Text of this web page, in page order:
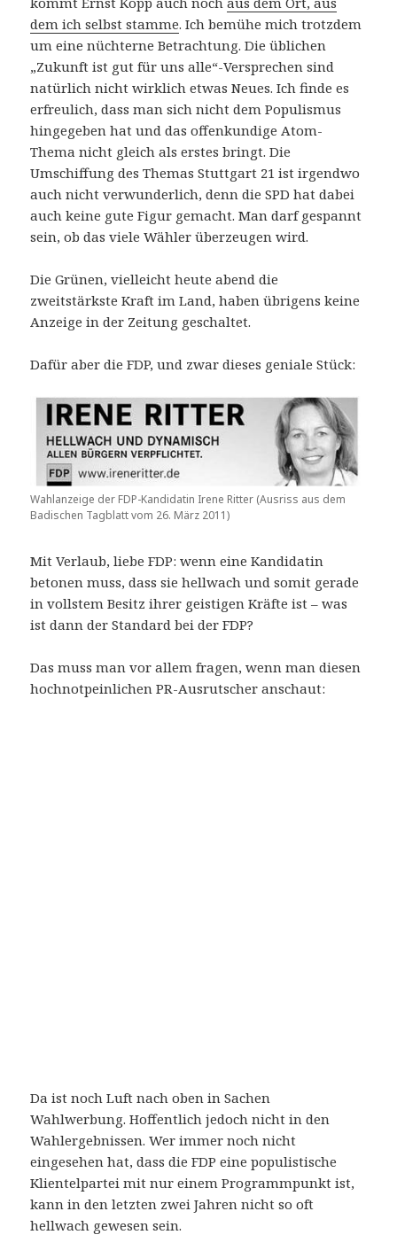
dem ich selbst stamme. Ich bemühe mich trotzdem
um eine nüchterne Betrachtung. Die üblichen
„Zukunft ist gut für uns alle“-Versprechen sind
natürlich nicht wirklich etwas Neues. Ich finde es
erfreulich, dass man sich nicht dem Populismus
hingegeben hat und das offenkundige Atom-
Thema nicht gleich als erstes bringt. Die
Umschiffung des Themas Stuttgart 21 ist irgendwo
auch nicht verwunderlich, denn die SPD hat dabei
auch keine gute Figur gemacht. Man darf gespannt
sein, ob das viele Wähler überzeugen wird.
Die Grünen, vielleicht heute abend die
zweitstärkste Kraft im Land, haben übrigens keine
Anzeige in der Zeitung geschaltet.
Dafür aber die FDP, und zwar dieses geniale Stück:
Wahlanzeige der FDP-Kandidatin Irene Ritter (Ausriss aus dem
Badischen Tagblatt vom 26. März 2011)
Mit Verlaub, liebe FDP: wenn eine Kandidatin
betonen muss, dass sie hellwach und somit gerade
in vollstem Besitz ihrer geistigen Kräfte ist – was
ist dann der Standard bei der FDP?
Das muss man vor allem fragen, wenn man diesen
hochnotpeinlichen PR-Ausrutscher anschaut:
Da ist noch Luft nach oben in Sachen
Wahlwerbung. Hoffentlich jedoch nicht in den
Wahlergebnissen. Wer immer noch nicht
eingesehen hat, dass die FDP eine populistische
Klientelpartei mit nur einem Programmpunkt ist,
kann in den letzten zwei Jahren nicht so oft
hellwach gewesen sein.